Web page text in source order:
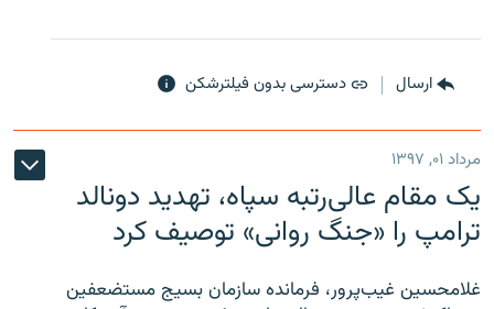
ارسال دسترسی بدون فیلترشکن
مرداد ۰۱, ۱۳۹۷
یک مقام عالی‌رتبه سپاه، تهدید دونالد
ترامپ را «جنگ روانی» توصیف کرد
غلامحسین غیب‌پرور، فرمانده سازمان بسیج مستضعفین